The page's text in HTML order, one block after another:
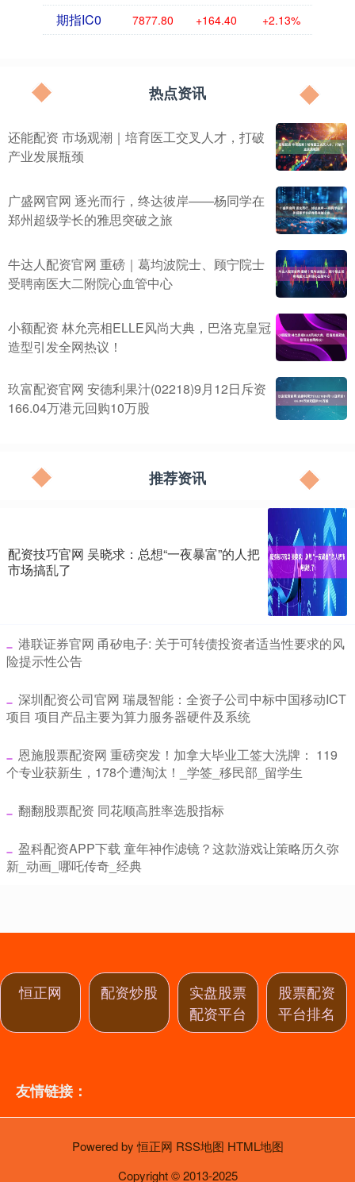
期指IC0 7877.80 +164.40 +2.13%
热点资讯
还能配资 市场观潮｜培育医工交叉人才，打破
产业发展瓶颈
广盛网官网 逐光而行，终达彼岸——杨同学在
郑州超级学长的雅思突破之旅
牛达人配资官网 重磅｜葛均波院士、顾宁院士
受聘南医大二附院心血管中心
小额配资 林允亮相ELLE风尚大典，巴洛克皇冠
造型引发全网热议！
玖富配资官网 安德利果汁(02218)9月12日斥资
166.04万港元回购10万股
推荐资讯
配资技巧官网 吴晓求：总想“一夜暴富”的人把
市场搞乱了
​港联证券官网 甬矽电子: 关于可转债投资者适当性要求的风
险提示性公告
​深圳配资公司官网 瑞晟智能：全资子公司中标中国移动ICT
项目 项目产品主要为算力服务器硬件及系统
​恩施股票配资网 重磅突发！加拿大毕业工签大洗牌： 119
个专业获新生，178个遭淘汰！_学签_移民部_留学生
​翻翻股票配资 同花顺高胜率选股指标
​盈科配资APP下载 童年神作滤镜？这款游戏让策略历久弥
新_动画_哪吒传奇_经典
恒正网 配资炒股
实盘股票
配资平台
股票配资
平台排名
友情链接：
Powered by恒正网 RSS地图 HTML地图
Copyright© 2013-2025